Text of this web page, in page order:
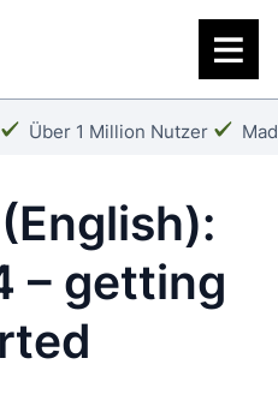
Häkchen:
Über 1 Million Nutzer
– getting